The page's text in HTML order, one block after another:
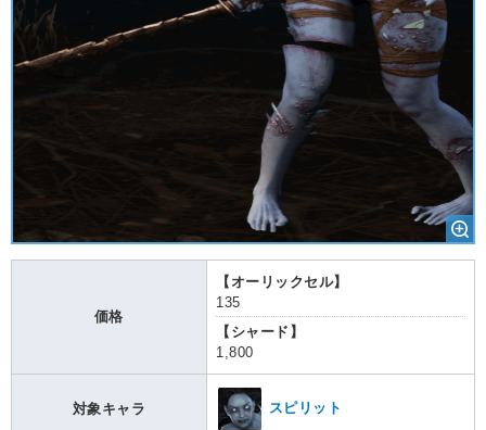
価格
【オーリックセル】
135
【シャード】
1,800
対象キャラ スピリット